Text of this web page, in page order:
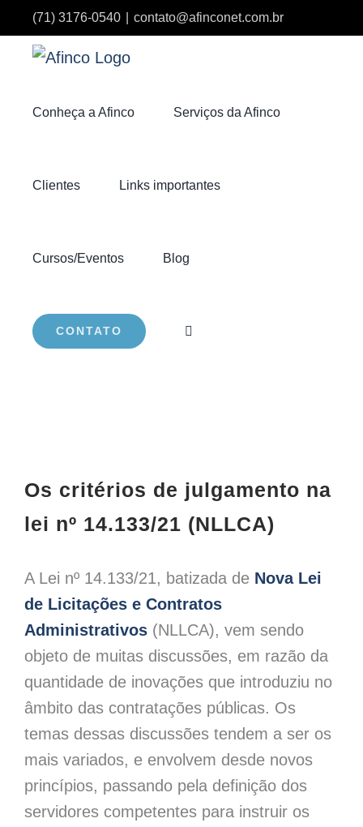
para
(71) 3176-0540 contato@afinconet.com.br
Conheça a Afinco Serviços da Afinco
Clientes Links importantes
Cursos/Eventos Blog
CONTATO
Larger
Image
Os critérios de julgamento na
lei nº 14.133/21 (NLLCA)
A Lei nº 14.133/21, batizada de Nova Lei
de Licitações e Contratos
Administrativos (NLLCA), vem sendo
objeto de muitas discussões, em razão da
quantidade de inovações que introduziu no
âmbito das contratações públicas. Os
temas dessas discussões tendem a ser os
mais variados, e envolvem desde novos
princípios, passando pela definição dos
servidores competentes para instruir os